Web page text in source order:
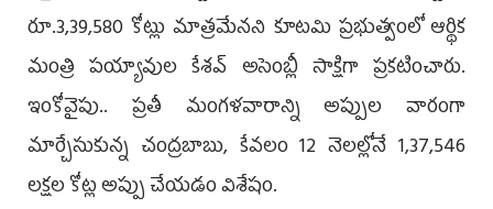
రూ.3,39,580 కోట్లు మాత్రమేనని కూటమి ప్రభుత్వంలో ఆర్థిక
మంత్రి పయ్యావుల కేశవ్‌ అసెంబ్లీ సాక్షిగా ప్రకటించారు.
ఇంకోవైపు.. ప్రతీ మంగళవారాన్ని అప్పుల వారంగా
మార్చేసుకున్న చంద్రబాబు, కేవలం 12 నెలల్లోనే 1,37,546
లక్షల కోట్ల అప్పు చేయడం విశేషం.